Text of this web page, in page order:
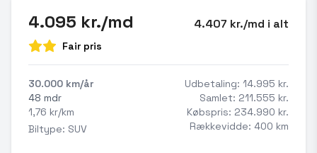
4.095 kr./md 4.407 kr./md i alt
Fair pris
30.000 km/år
48 mdr
1,76 kr/km
Biltype: SUV
Udbetaling: 14.995 kr.
Samlet: 211.555 kr.
Købspris: 234.990 kr.
Rækkevidde: 400 km